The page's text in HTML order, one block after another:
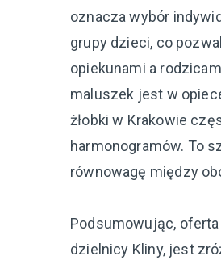
oznacza wybór
grupy dzieci, co
opiekunami a
maluszek jest w
żłobki w Krakowie
harmonogramów. To
równowagę między
Podsumowując, oferta
dzielnicy Kliny, jest